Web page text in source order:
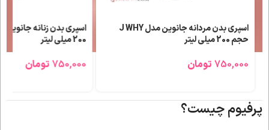
اسپری بدن مردانه جانوین مدل J WHY
حجم 200 میلی لیتر
750,000 تومان
200 میلی لیتر
750,000تومان
پرفیوم چیست؟